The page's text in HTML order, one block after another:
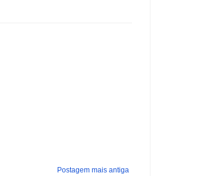
Postagem mais antiga